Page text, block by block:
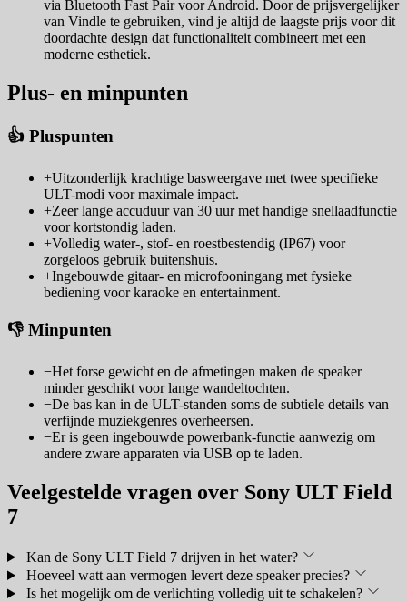
via Bluetooth Fast Pair voor Android. Door de prijsvergelijker
van Vindle te gebruiken, vind je altijd de laagste prijs voor dit
doordachte design dat functionaliteit combineert met een
moderne esthetiek.
Plus- en minpunten
👍 Pluspunten
+Uitzonderlijk krachtige basweergave met twee specifieke
ULT-modi voor maximale impact.
+Zeer lange accuduur van 30 uur met handige snellaadfunctie
voor kortstondig laden.
+Volledig water-, stof- en roestbestendig (IP67) voor
zorgeloos gebruik buitenshuis.
+Ingebouwde gitaar- en microfooningang met fysieke
bediening voor karaoke en entertainment.
👎 Minpunten
−Het forse gewicht en de afmetingen maken de speaker
minder geschikt voor lange wandeltochten.
−De bas kan in de ULT-standen soms de subtiele details van
verfijnde muziekgenres overheersen.
−Er is geen ingebouwde powerbank-functie aanwezig om
andere zware apparaten via USB op te laden.
Veelgestelde vragen over Sony ULT Field
7
Kan de Sony ULT Field 7 drijven in het water?
Hoeveel watt aan vermogen levert deze speaker precies?
Is het mogelijk om de verlichting volledig uit te schakelen?